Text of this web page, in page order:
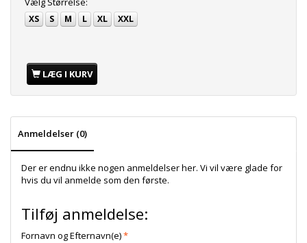
XS S M L XL XXL
LÆG I KURV
Anmeldelser (0)
Der er endnu ikke nogen anmeldelser her. Vi vil være glade for
hvis du vil anmelde som den første.
Tilføj anmeldelse:
Fornavn og Efternavn(e)